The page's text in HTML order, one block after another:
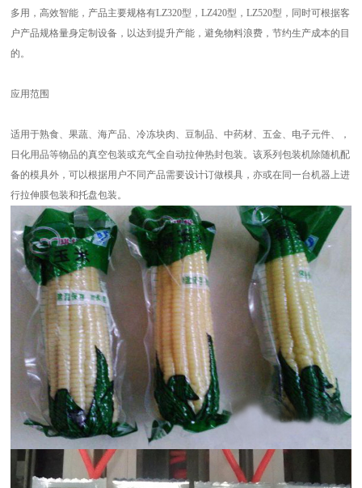
多用，高效智能，产品主要规格有LZ320型，LZ420型，LZ520型，同时可根据客
户产品规格量身定制设备，以达到提升产能，避免物料浪费，节约生产成本的目
的。
应用范围
适用于熟食、果蔬、海产品、冷冻块肉、豆制品、中药材、五金、电子元件、，
日化用品等物品的真空包装或充气全自动拉伸热封包装。该系列包装机除随机配
备的模具外，可以根据用户不同产品需要设计订做模具，亦或在同一台机器上进
行拉伸膜包装和托盘包装。